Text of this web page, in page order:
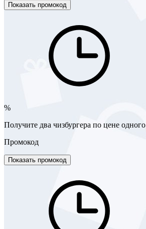
Показать промокод
%
Получите два чизбургера по цене одного
Промокод
Показать промокод